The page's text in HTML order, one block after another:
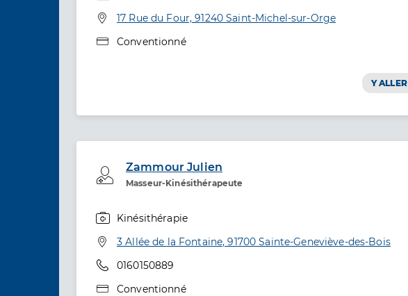
Adresse
17 Rue du Four, 91240 Saint-Michel-sur-Orge
Type de convention
Conventionné
Y ALLER
Zammour Julien
Masseur-Kinésithérapeute
Professionel de santé
Kinésithérapie
Adresse
3 Allée de la Fontaine, 91700 Sainte-Geneviève-des-Bois
Téléphone
0160150889
Type de convention
Conventionné